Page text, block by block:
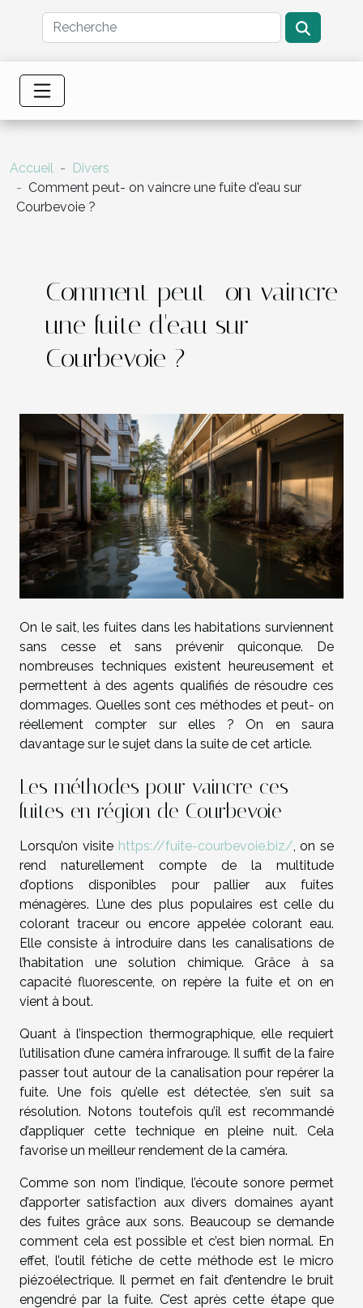
Accueil
Divers
Comment peut- on vaincre une fuite d'eau sur
Courbevoie ?
Comment peut- on vaincre
une fuite d'eau sur
Courbevoie ?
On le sait, les fuites dans les habitations surviennent
sans cesse et sans prévenir quiconque. De
nombreuses techniques existent heureusement et
permettent à des agents qualifiés de résoudre ces
dommages. Quelles sont ces méthodes et peut- on
réellement compter sur elles ? On en saura
davantage sur le sujet dans la suite de cet article.
Les méthodes pour vaincre ces
fuites en région de Courbevoie
Lorsqu’on visitehttps://fuite-courbevoie.biz/ , on se
rend naturellement compte de la multitude
d’options disponibles pour pallier aux fuites
ménagères. L’une des plus populaires est celle du
colorant traceur ou encore appelée colorant eau.
Elle consiste à introduire dans les canalisations de
l’habitation une solution chimique. Grâce à sa
capacité fluorescente, on repère la fuite et on en
vient à bout.
Quant à l’inspection thermographique, elle requiert
l’utilisation d’une caméra infrarouge. Il suffit de la faire
passer tout autour de la canalisation pour repérer la
fuite. Une fois qu’elle est détectée, s’en suit sa
résolution. Notons toutefois qu’il est recommandé
d’appliquer cette technique en pleine nuit. Cela
favorise un meilleur rendement de la caméra.
Comme son nom l’indique, l’écoute sonore permet
d’apporter satisfaction aux divers domaines ayant
des fuites grâce aux sons. Beaucoup se demande
comment cela est possible et c’est bien normal. En
effet, l’outil fétiche de cette méthode est le micro
piézoélectrique. Il permet en fait d’entendre le bruit
engendré par la fuite. C’est après cette étape que